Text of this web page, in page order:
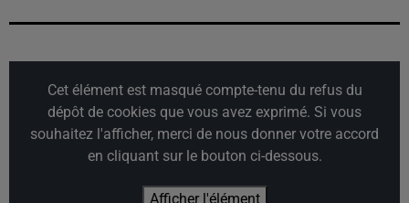
Cet élément est masqué compte-tenu du refus du
dépôt de cookies que vous avez exprimé. Si vous
souhaitez l'afficher, merci de nous donner votre accord
en cliquant sur le bouton ci-dessous.
Afficher l'élément